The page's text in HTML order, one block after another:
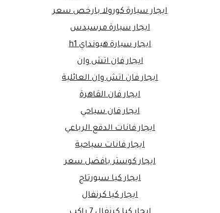
ايجار سيارة كورولا بارخص سعر
ايجار سيارة مرسيدس
ايجار سيارة هيونداي h1
ايجار فان اتش وان
ايجار فان اتش وان العائلية
ايجار فان القاهرة
ايجار فان سياحي
ايجار فانات الدفع الرباعي
ايجار فانات سياحية
ايجار كوستر بافضل سعر
ايجار كيا سبورتاج
ايجار كيا كرنفال